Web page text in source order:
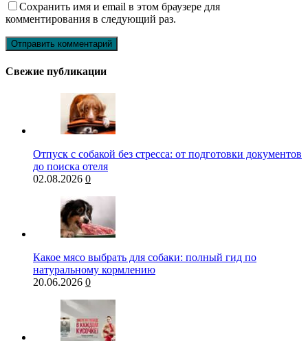
Сохранить имя и email в этом браузере для
комментирования в следующий раз.
Свежие публикации
Отпуск с собакой без стресса: от подготовки документов
до поиска отеля
02.08.2026 0
Какое мясо выбрать для собаки: полный гид по
натуральному кормлению
20.06.2026 0